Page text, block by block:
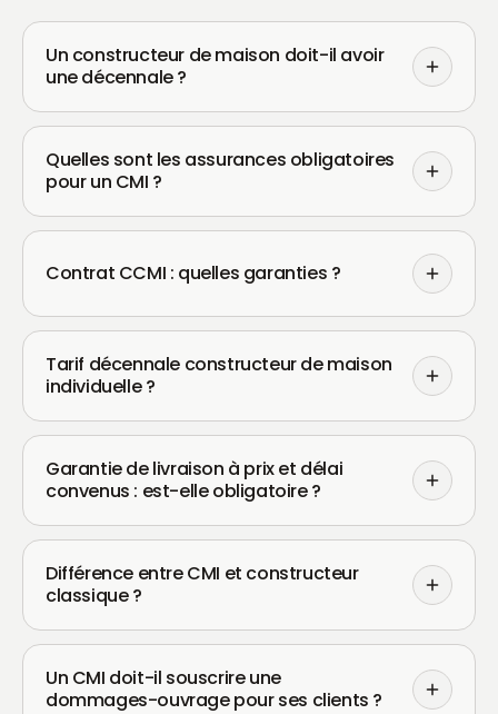
Un constructeur de maison doit-il avoir
une décennale ?
Quelles sont les assurances obligatoires
pour un CMI ?
Contrat CCMI : quelles garanties ?
Tarif décennale constructeur de maison
individuelle ?
Garantie de livraison à prix et délai
convenus : est-elle obligatoire ?
Différence entre CMI et constructeur
classique ?
Un CMI doit-il souscrire une
dommages-ouvrage pour ses clients ?